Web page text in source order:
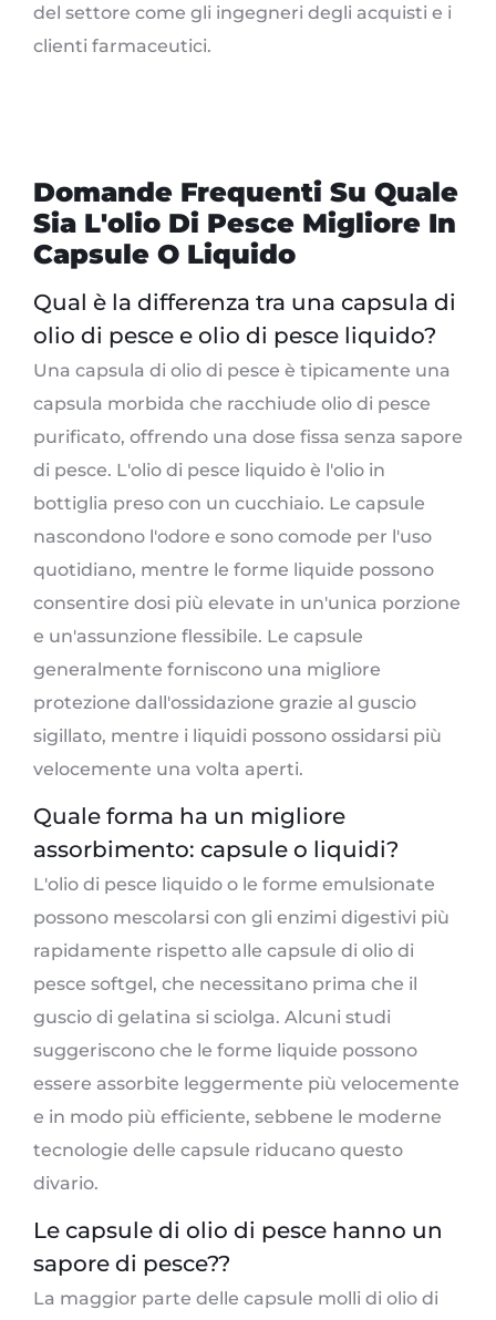
del settore come gli ingegneri degli acquisti e i
clienti farmaceutici.
Domande Frequenti Su Quale
Sia L'olio Di Pesce Migliore In
Capsule O Liquido
Qual è la differenza tra una capsula di
olio di pesce e olio di pesce liquido?
Una capsula di olio di pesce è tipicamente una
capsula morbida che racchiude olio di pesce
purificato, offrendo una dose fissa senza sapore
di pesce. L'olio di pesce liquido è l'olio in
bottiglia preso con un cucchiaio. Le capsule
nascondono l'odore e sono comode per l'uso
quotidiano, mentre le forme liquide possono
consentire dosi più elevate in un'unica porzione
e un'assunzione flessibile. Le capsule
generalmente forniscono una migliore
protezione dall'ossidazione grazie al guscio
sigillato, mentre i liquidi possono ossidarsi più
velocemente una volta aperti.
Quale forma ha un migliore
assorbimento: capsule o liquidi?
L'olio di pesce liquido o le forme emulsionate
possono mescolarsi con gli enzimi digestivi più
rapidamente rispetto alle capsule di olio di
pesce softgel, che necessitano prima che il
guscio di gelatina si sciolga. Alcuni studi
suggeriscono che le forme liquide possono
essere assorbite leggermente più velocemente
e in modo più efficiente, sebbene le moderne
tecnologie delle capsule riducano questo
divario.
Le capsule di olio di pesce hanno un
sapore di pesce??
La maggior parte delle capsule molli di olio di